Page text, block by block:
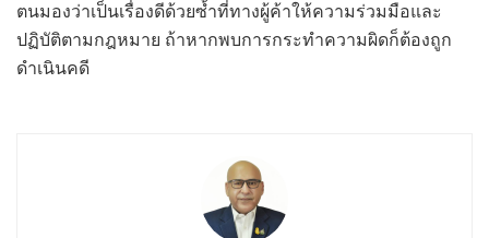
ตนมองว่าเป็นเรื่องดีด้วยซ้ำที่ทางผู้ค้าให้ความร่วมมือและ
ปฏิบัติตามกฎหมาย ถ้าหากพบการกระทำความผิดก็ต้องถูก
ดำเนินคดี